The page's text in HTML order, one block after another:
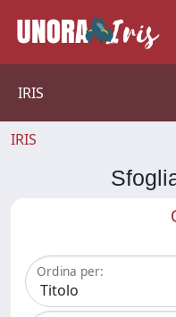
IRIS
IRIS
Ordina per: